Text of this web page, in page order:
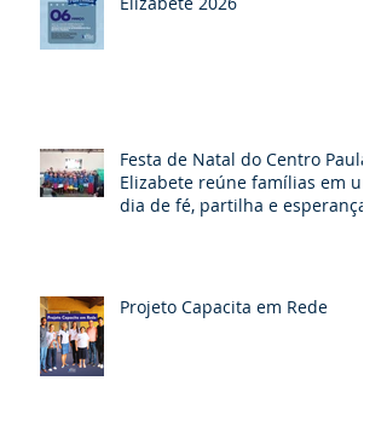
Festa de Natal do Centro Paula
Elizabete reúne famílias em um
dia de fé, partilha e esperança
Projeto Capacita em Rede